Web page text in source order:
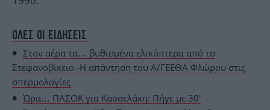
ΟΛΕΣ ΟΙ ΕΙΔΗΣΕΙΣ
Στον αέρα τα… βυθισμένα ελικόπτερα από το
Στεφανοβίκειο -Η απάντηση του Α/ΓΕΕΘΑ Φλώρου στις
σπερμολογίες
Ώρα… ΠΑΣΟΚ για Κασσελάκη: Πήγε με 30'